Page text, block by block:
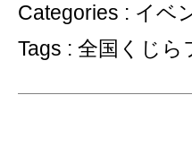
Categories : イベ
Tags : 全国くじら